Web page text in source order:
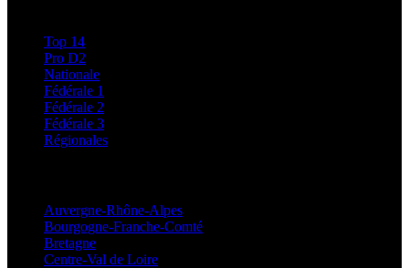
Top 14
Pro D2
Nationale
Fédérale 1
Fédérale 2
Fédérale 3
Régionales
Auvergne-Rhône-Alpes
Bourgogne-Franche-Comté
Bretagne
Centre-Val de Loire